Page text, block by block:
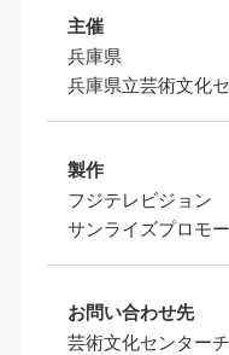
主催
兵庫県
兵庫県立芸術文化
製作
フジテレビジョン
サンライズプロモ
お問い合わせ先
芸術文化センター